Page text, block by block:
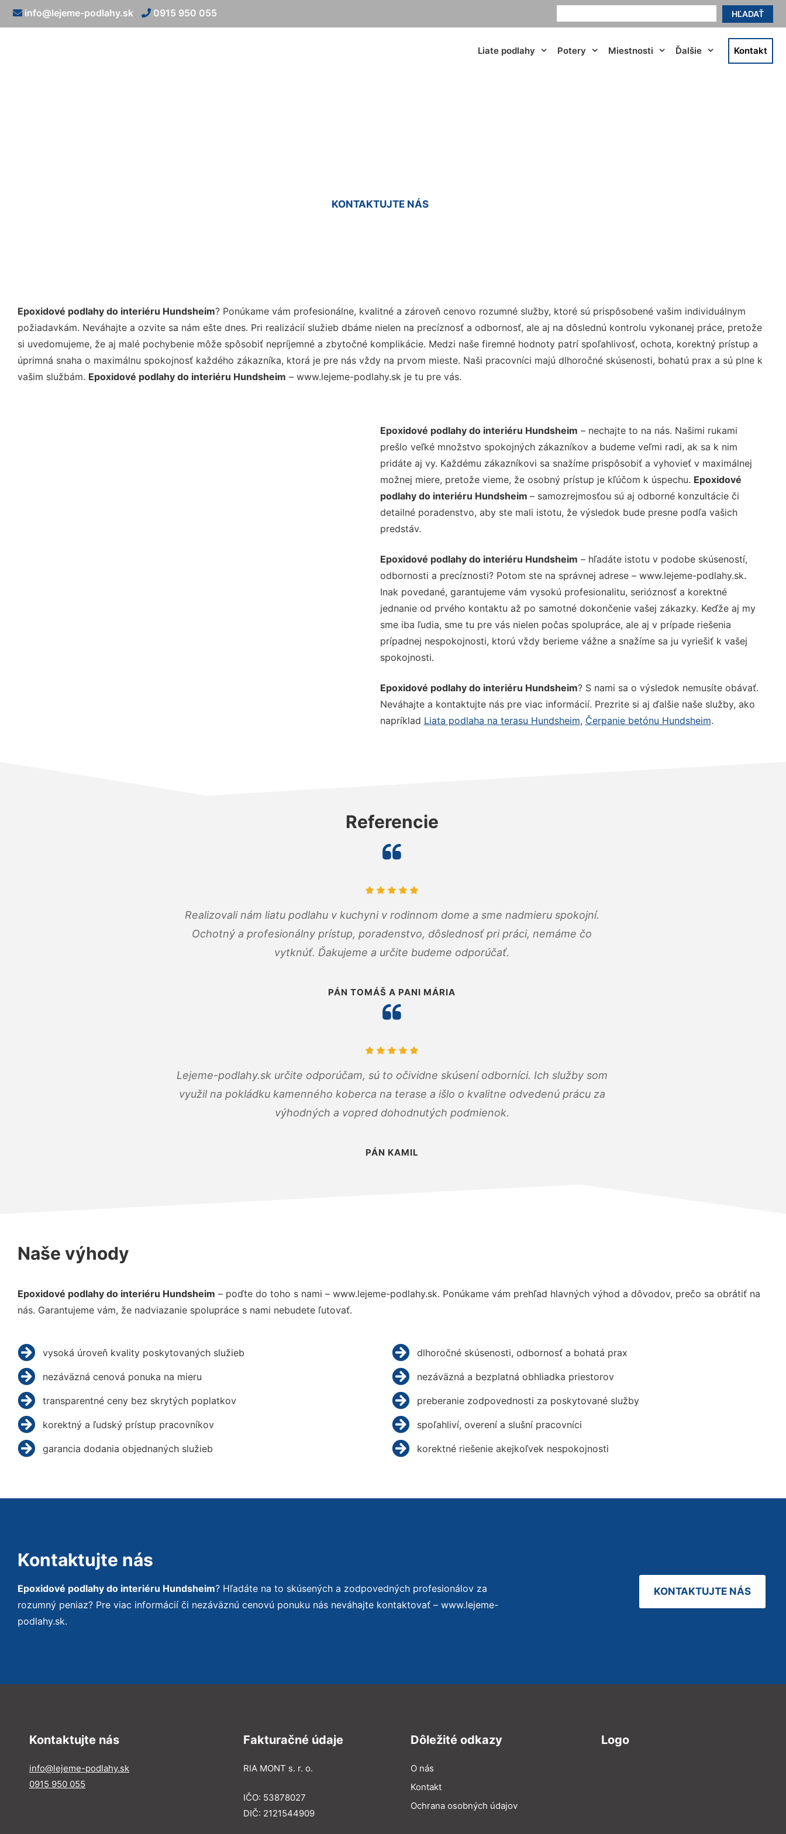
HĽADAŤ
info@lejeme-podlahy.sk 0915 950 055
Liate podlahy Potery Miestnosti Ďalšie Kontakt
KONTAKTUJTE NÁS
Epoxidové podlahy do interiéru Hundsheim? Ponúkame vám profesionálne, kvalitné a zároveň cenovo rozumné služby, ktoré sú prispôsobené vašim individuálnym
požiadavkám. Neváhajte a ozvite sa nám ešte dnes. Pri realizácií služieb dbáme nielen na precíznosť a odbornosť, ale aj na dôslednú kontrolu vykonanej práce, pretože
si uvedomujeme, že aj malé pochybenie môže spôsobiť nepríjemné a zbytočné komplikácie. Medzi naše firemné hodnoty patrí spoľahlivosť, ochota, korektný prístup a
úprimná snaha o maximálnu spokojnosť každého zákazníka, ktorá je pre nás vždy na prvom mieste. Naši pracovníci majú dlhoročné skúsenosti, bohatú prax a sú plne k
vašim službám. Epoxidové podlahy do interiéru Hundsheim – www.lejeme-podlahy.sk je tu pre vás.
Epoxidové podlahy do interiéru Hundsheim – nechajte to na nás. Našimi rukami
prešlo veľké množstvo spokojných zákazníkov a budeme veľmi radi, ak sa k nim
pridáte aj vy. Každému zákazníkovi sa snažíme prispôsobiť a vyhovieť v maximálnej
možnej miere, pretože vieme, že osobný prístup je kľúčom k úspechu. Epoxidové
podlahy do interiéru Hundsheim – samozrejmosťou sú aj odborné konzultácie či
detailné poradenstvo, aby ste mali istotu, že výsledok bude presne podľa vašich
predstáv.
Epoxidové podlahy do interiéru Hundsheim – hľadáte istotu v podobe skúseností,
odbornosti a precíznosti? Potom ste na správnej adrese – www.lejeme-podlahy.sk.
Inak povedané, garantujeme vám vysokú profesionalitu, serióznosť a korektné
jednanie od prvého kontaktu až po samotné dokončenie vašej zákazky. Keďže aj my
sme iba ľudia, sme tu pre vás nielen počas spolupráce, ale aj v prípade riešenia
prípadnej nespokojnosti, ktorú vždy berieme vážne a snažíme sa ju vyriešiť k vašej
spokojnosti.
Epoxidové podlahy do interiéru Hundsheim? S nami sa o výsledok nemusíte obávať.
Neváhajte a kontaktujte nás pre viac informácií. Prezrite si aj ďalšie naše služby, ako
napríklad Liata podlaha na terasu Hundsheim, Čerpanie betónu Hundsheim.
Referencie
Realizovali nám liatu podlahu v kuchyni v rodinnom dome a sme nadmieru spokojní.
Ochotný a profesionálny prístup, poradenstvo, dôslednosť pri práci, nemáme čo
vytknúť. Ďakujeme a určite budeme odporúčať.
PÁN TOMÁŠ A PANI MÁRIA
Lejeme-podlahy.sk určite odporúčam, sú to očividne skúsení odborníci. Ich služby som
využil na pokládku kamenného koberca na terase a išlo o kvalitne odvedenú prácu za
výhodných a vopred dohodnutých podmienok.
PÁN KAMIL
Naše výhody
Epoxidové podlahy do interiéru Hundsheim – poďte do toho s nami – www.lejeme-podlahy.sk. Ponúkame vám prehľad hlavných výhod a dôvodov, prečo sa obrátiť na
nás. Garantujeme vám, že nadviazanie spolupráce s nami nebudete ľutovať.
vysoká úroveň kvality poskytovaných služieb
nezáväzná cenová ponuka na mieru
transparentné ceny bez skrytých poplatkov
korektný a ľudský prístup pracovníkov
garancia dodania objednaných služieb
dlhoročné skúsenosti, odbornosť a bohatá prax
nezáväzná a bezplatná obhliadka priestorov
preberanie zodpovednosti za poskytované služby
spoľahliví, overení a slušní pracovníci
korektné riešenie akejkoľvek nespokojnosti
Kontaktujte nás
Epoxidové podlahy do interiéru Hundsheim? Hľadáte na to skúsených a zodpovedných profesionálov za
rozumný peniaz? Pre viac informácií či nezáväznú cenovú ponuku nás neváhajte kontaktovať – www.lejeme-
podlahy.sk.
KONTAKTUJTE NÁS
Kontaktujte nás
info@lejeme-podlahy.sk
0915 950 055
Fakturačné údaje
RIA MONT s. r. o.
IČO: 53878027
DIČ: 2121544909
Dôležité odkazy
O nás
Kontakt
Ochrana osobných údajov
Logo